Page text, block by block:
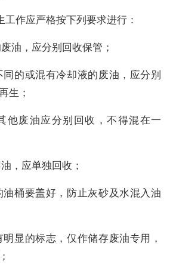
工作应严格按下列要求进行：
油，应分别回收保管；
的或混有冷却液的废油，应分别
生；
他废油应分别回收，不得混在一
，应单独回收；
桶要盖好，防止灰砂及水混入油
显的标志，仅作储存废油专用，